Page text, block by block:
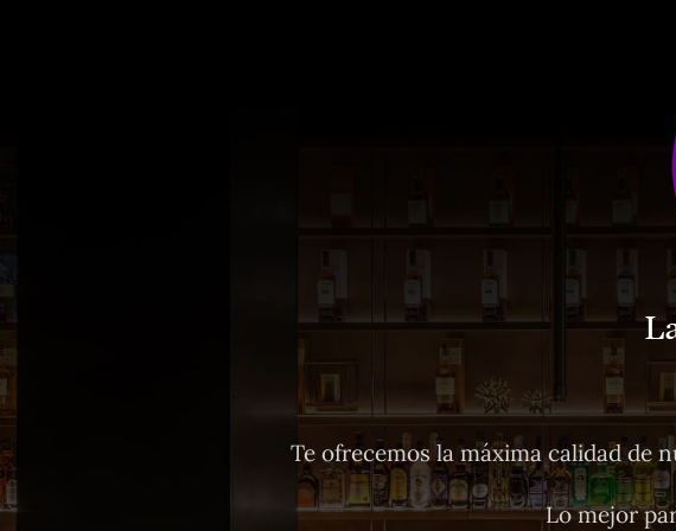
Te ofrecemos la máxima calidad de
Lo mejor